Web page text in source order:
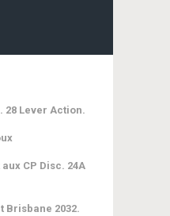
28 Lever Action.
CP Disc. 24A
Brisbane 2032.